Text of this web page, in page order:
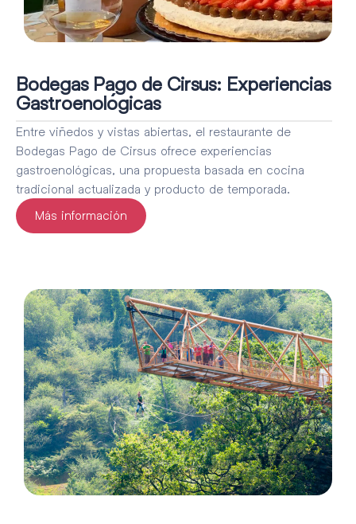
Bodegas Pago de Cirsus: Experiencias
Gastroenológicas
Entre viñedos y vistas abiertas, el restaurante de
Bodegas Pago de Cirsus ofrece experiencias
gastroenológicas, una propuesta basada en cocina
tradicional actualizada y producto de temporada.
Más información